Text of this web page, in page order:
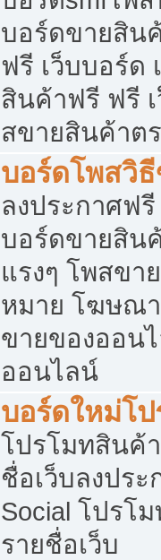
บอร์ดขายสิน
ฟรี เว็บบอร์ด
สินค้าฟรี ฟรี
สขายสินค้าต
บอร์ดโพสวิ
ลงประกาศฟรี
บอร์ดขายสิน
แรงๆ โพสขา
หมาย โฆษณ
ขายของออน
ออนไลน์
บอร์ดใหม่โ
โปรโมทสินค้
ชื่อเว็บลงปร
Social โปรโ
รายชื่อเว็บ